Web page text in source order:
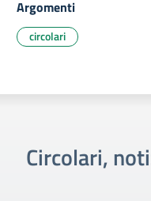
Argomenti
circolari
Circolari,